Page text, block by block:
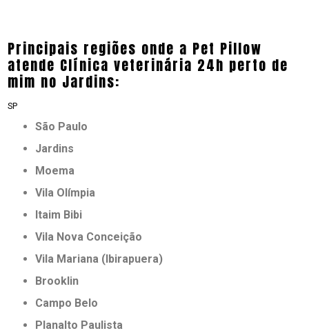
Principais regiões onde a Pet Pillow
atende Clínica veterinária 24h perto de
mim no Jardins:
SP
São Paulo
Jardins
Moema
Vila Olímpia
Itaim Bibi
Vila Nova Conceição
Vila Mariana (Ibirapuera)
Brooklin
Campo Belo
Planalto Paulista